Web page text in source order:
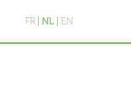
FR NL EN